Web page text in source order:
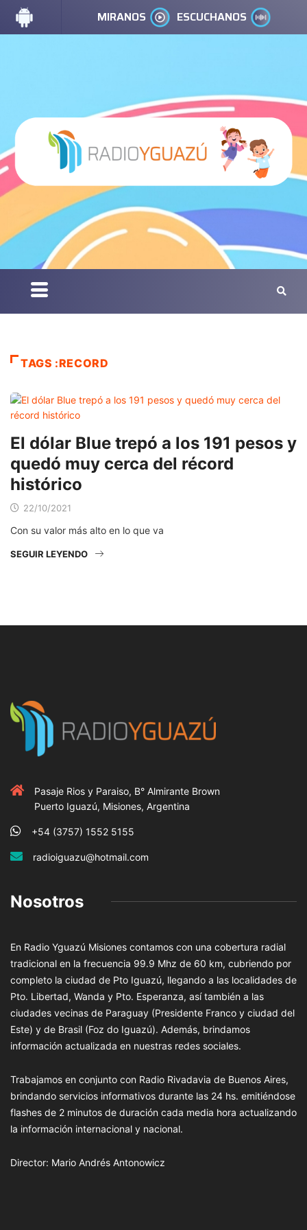
MIRANOS ESCUCHANOS
TAGS :RECORD
El dólar Blue trepó a los 191 pesos y
quedó muy cerca del récord
histórico
22/10/2021
Con su valor más alto en lo que va
SEGUIR LEYENDO
Pasaje Rios y Paraiso, B° Almirante Brown
Puerto Iguazú, Misiones, Argentina
+54 (3757) 1552 5155
radioiguazu@hotmail.com
Nosotros
En Radio Yguazú Misiones contamos con una cobertura radial
tradicional en la frecuencia 99.9 Mhz de 60 km, cubriendo por
completo la ciudad de Pto Iguazú, llegando a las localidades de
Pto. Libertad, Wanda y Pto. Esperanza, así también a las
ciudades vecinas de Paraguay (Presidente Franco y ciudad del
Este) y de Brasil (Foz do Iguazú). Además, brindamos
información actualizada en nuestras redes sociales.
Trabajamos en conjunto con Radio Rivadavia de Buenos Aires,
brindando servicios informativos durante las 24 hs. emitiéndose
flashes de 2 minutos de duración cada media hora actualizando
la información internacional y nacional.
Director: Mario Andrés Antonowicz